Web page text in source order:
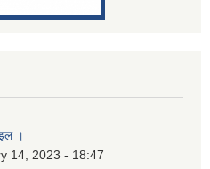
।
14, 2023 - 18:47